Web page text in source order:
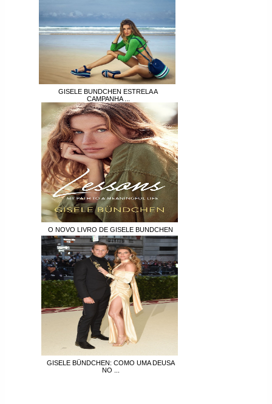
GISELE BUNDCHEN ESTRELA A
CAMPANHA ...
O NOVO LIVRO DE GISELE BUNDCHEN
GISELE BÜNDCHEN: COMO UMA DEUSA
NO ...